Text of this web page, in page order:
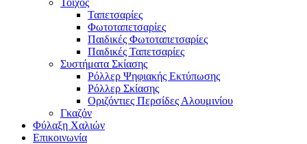
Τοίχος
Ταπετσαρίες
Φωτοταπετσαρίες
Παιδικές Φωτοταπετσαρίες
Παιδικές Ταπετσαρίες
Συστήματα Σκίασης
Ρόλλερ Ψηφιακής Εκτύπωσης
Ρόλλερ Σκίασης
Οριζόντιες Περσίδες Αλουμινίου
Γκαζόν
Φύλαξη Χαλιών
Επικοινωνία